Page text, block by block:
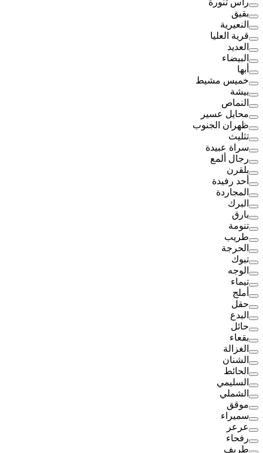
رأس تنورة
بقيق
النعيرية
قرية العليا
العديد
البيضاء
أبها
خميس مشيط
بيشة
النماص
محايل عسير
ظهران الجنوب
تثليث
سراة عبيدة
رجال ألمع
بلقرن
أحد رفيدة
المجاردة
البرك
بارق
تنومة
طريب
الحرجة
تبوك
الوجه
تيماء
أملج
حقل
البدع
حائل
بقعاء
الغزالة
الشنان
الحائط
السليمي
الشملي
موقق
سميراء
عرعر
رفحاء
طريف